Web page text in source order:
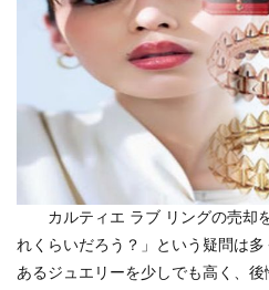
カルティエ ラブ リングの売却
れくらいだろう？」という疑問は
あるジュエリーを少しでも高く、